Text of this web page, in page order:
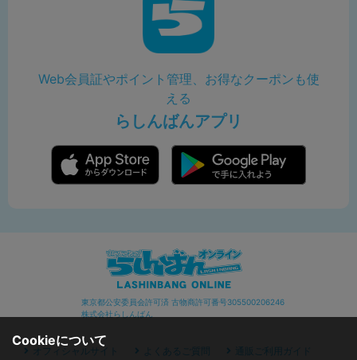
Web会員証やポイント管理、お得なクーポンも使
える
らしんばんアプリ
東京都公安委員会許可済 古物商許可番号305500206246
株式会社らしんばん
オフィシャルサイト よくあるご質問 通販ご利用ガイド
Cookieについて